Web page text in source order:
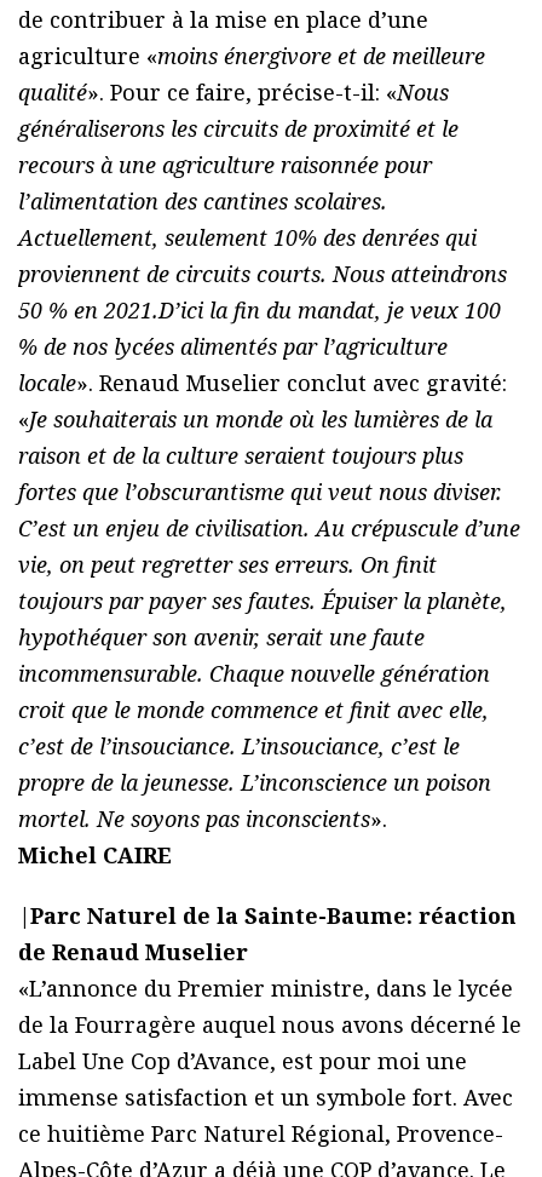
de contribuer à la mise en place d’une
agriculture «moins énergivore et de meilleure
qualité». Pour ce faire, précise-t-il: «Nous
généraliserons les circuits de proximité et le
recours à une agriculture raisonnée pour
l’alimentation des cantines scolaires.
Actuellement, seulement 10% des denrées qui
proviennent de circuits courts. Nous atteindrons
50 % en 2021.D’ici la fin du mandat, je veux 100
% de nos lycées alimentés par l’agriculture
locale». Renaud Muselier conclut avec gravité:
«Je souhaiterais un monde où les lumières de la
raison et de la culture seraient toujours plus
fortes que l’obscurantisme qui veut nous diviser.
C’est un enjeu de civilisation. Au crépuscule d’une
vie, on peut regretter ses erreurs. On finit
toujours par payer ses fautes. Épuiser la planète,
hypothéquer son avenir, serait une faute
incommensurable. Chaque nouvelle génération
croit que le monde commence et finit avec elle,
c’est de l’insouciance. L’insouciance, c’est le
propre de la jeunesse. L’inconscience un poison
mortel. Ne soyons pas inconscients».
Michel CAIRE
|Parc Naturel de la Sainte-Baume: réaction
de Renaud Muselier
«L’annonce du Premier ministre, dans le lycée
de la Fourragère auquel nous avons décerné le
Label Une Cop d’Avance, est pour moi une
immense satisfaction et un symbole fort. Avec
ce huitième Parc Naturel Régional, Provence-
Alpes-Côte d’Azur a déjà une COP d’avance. Le